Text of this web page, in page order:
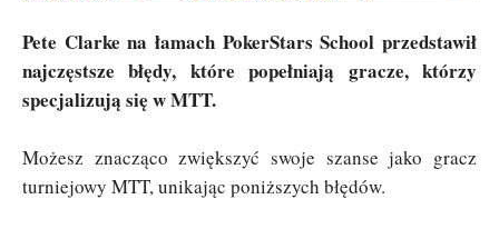
Pete Clarke na łamach PokerStars School przedstawił
najczęstsze błędy, które popełniają gracze, którzy
specjalizują się w MTT.
Możesz znacząco zwiększyć swoje szanse jako gracz
turniejowy MTT, unikając poniższych błędów.